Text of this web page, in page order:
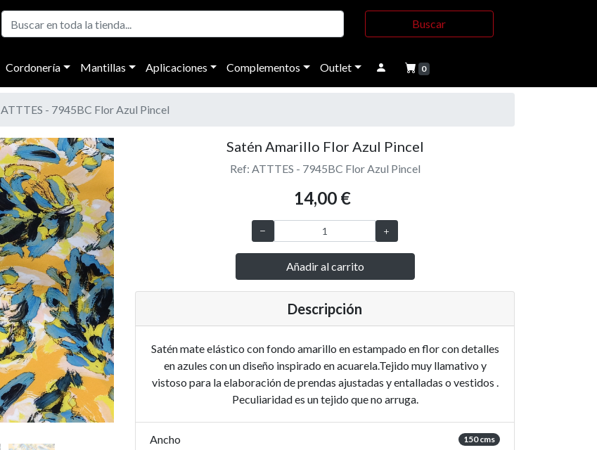
Buscar
Cordonería Mantillas Aplicaciones Complementos Outlet 0
ATTTES - 7945BC Flor Azul Pincel
Next
Satén Amarillo Flor Azul Pincel
Ref: ATTTES - 7945BC Flor Azul Pincel
14,00 €
Añadir al carrito
Descripción
Satén mate elástico con fondo amarillo en estampado en flor con detalles
en azules con un diseño inspirado en acuarela.Tejido muy llamativo y
vistoso para la elaboración de prendas ajustadas y entalladas o vestidos .
Peculiaridad es un tejido que no arruga.
Ancho 150 cms